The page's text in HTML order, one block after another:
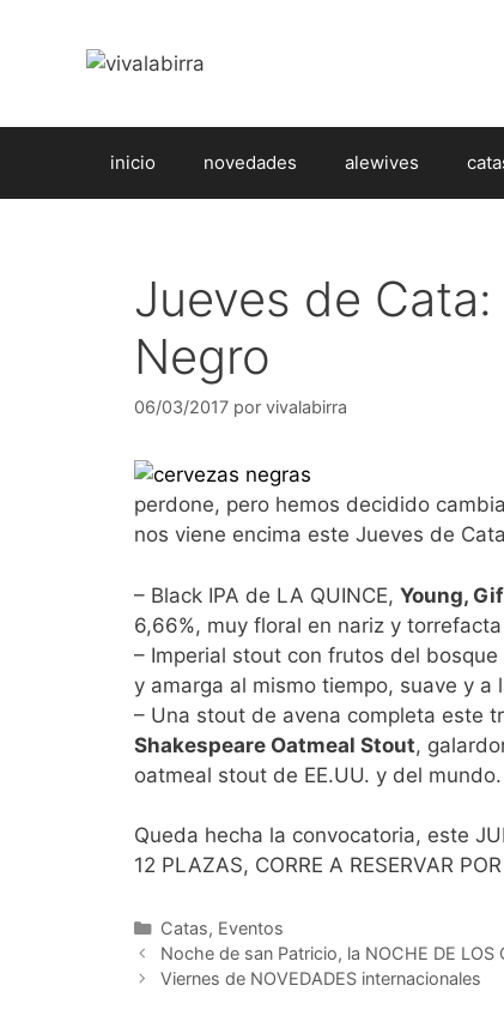
contenido
inicio novedades alewives
Jueves de
Negro
06/03/2017 por vivalabirra
perdone, pero hemos decidido
nos viene encima este Jueves de
– Black IPA de LA QUINCE, Young,
6,66%, muy floral en nariz y
– Imperial stout con frutos del
y amarga al mismo tiempo, suave y
– Una stout de avena completa este
Shakespeare Oatmeal Stout,
oatmeal stout de EE.UU. y del mundo.
Queda hecha la convocatoria, este
12 PLAZAS, CORRE A RESERVAR
Categorías
Catas, Eventos
Noche de san Patricio, la NOCHE DE LOS
Viernes de NOVEDADES internacionales